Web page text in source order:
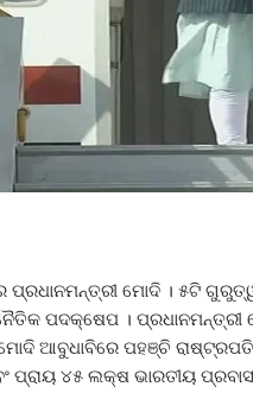
ମୋଦି । ୫ଟି
ପଦକ୍ଷେପ ।
ଆବୁଧାବିରେ ପହଞ୍ଚି
ପ୍ରାୟ ୪୫ ଲକ୍ଷ ଭାରତୀୟ